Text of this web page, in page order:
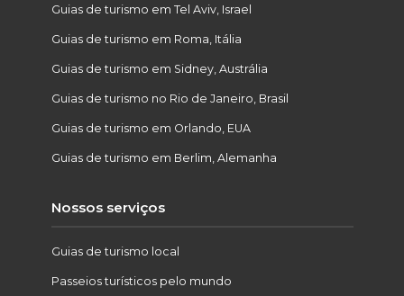
Guias de turismo em Tel Aviv, Israel
Guias de turismo em Roma, Itália
Guias de turismo em Sidney, Austrália
Guias de turismo no Rio de Janeiro, Brasil
Guias de turismo em Orlando, EUA
Guias de turismo em Berlim, Alemanha
Nossos serviços
Guias de turismo local
Passeios turísticos pelo mundo